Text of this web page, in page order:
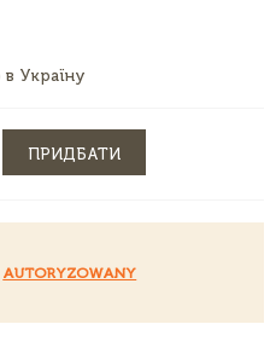
в Україну
ПРИДБАТИ
AUTORYZOWANY